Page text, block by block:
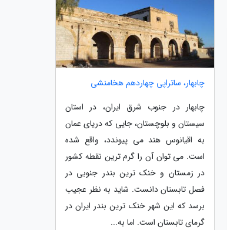
چابهار، ساتراپی چهاردهم هخامنشی
چابهار در جنوب شرق ایران، در استان
سیستان و بلوچستان، جایی که دریای عمان
به اقیانوس هند می پیوندد، واقع شده
است. می توان آن را گرم ترین نقطه کشور
در زمستان و خنک ترین بندر جنوبی در
فصل تابستان دانست. شاید به نظر عجیب
برسد که این شهر خنک ترین بندر ایران در
گرمای تابستان است. اما به...